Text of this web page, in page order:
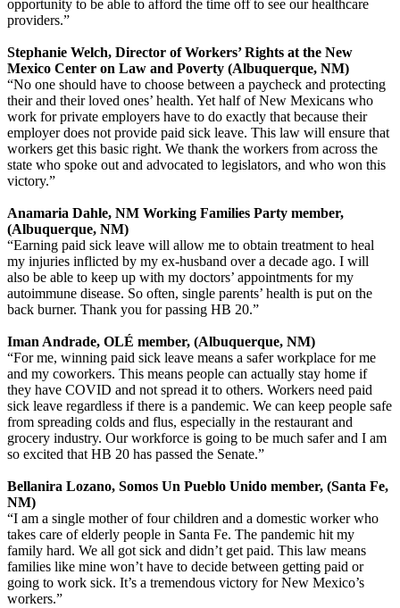
opportunity to be able to afford the time off to see our healthcare
providers.”
Stephanie Welch, Director of Workers’ Rights at the New
Mexico Center on Law and Poverty (Albuquerque, NM)
“No one should have to choose between a paycheck and protecting
their and their loved ones’ health. Yet half of New Mexicans who
work for private employers have to do exactly that because their
employer does not provide paid sick leave. This law will ensure that
workers get this basic right. We thank the workers from across the
state who spoke out and advocated to legislators, and who won this
victory.”
Anamaria Dahle, NM Working Families Party member,
(Albuquerque, NM)
“Earning paid sick leave will allow me to obtain treatment to heal
my injuries inflicted by my ex-husband over a decade ago. I will
also be able to keep up with my doctors’ appointments for my
autoimmune disease. So often, single parents’ health is put on the
back burner. Thank you for passing HB 20.”
Iman Andrade, OLÉ member, (Albuquerque, NM)
“For me, winning paid sick leave means a safer workplace for me
and my coworkers. This means people can actually stay home if
they have COVID and not spread it to others. Workers need paid
sick leave regardless if there is a pandemic. We can keep people safe
from spreading colds and flus, especially in the restaurant and
grocery industry. Our workforce is going to be much safer and I am
so excited that HB 20 has passed the Senate.”
Bellanira Lozano, Somos Un Pueblo Unido member, (Santa Fe,
NM)
“I am a single mother of four children and a domestic worker who
takes care of elderly people in Santa Fe. The pandemic hit my
family hard. We all got sick and didn’t get paid. This law means
families like mine won’t have to decide between getting paid or
going to work sick. It’s a tremendous victory for New Mexico’s
workers.”